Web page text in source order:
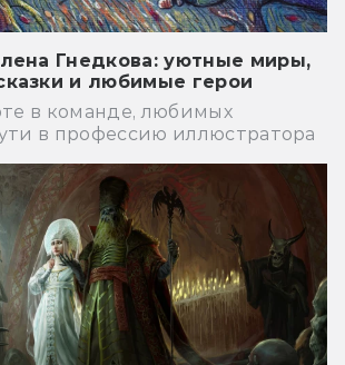
Гнедкова: уютные миры,
и любимые герои
в команде, любимых
в профессию иллюстратора